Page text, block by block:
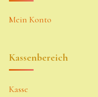
Mein Konto
Kassenbereich
Kasse